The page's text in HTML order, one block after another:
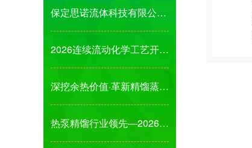
保定思诺流体科技有限公司诚邀您参观2026第1
2026连续流动化学工艺开发及绿色工艺新技术应
深挖余热价值·革新精馏蒸发结晶节能解决方案!
热泵精馏行业领先—2026杭州国际先进分离工艺